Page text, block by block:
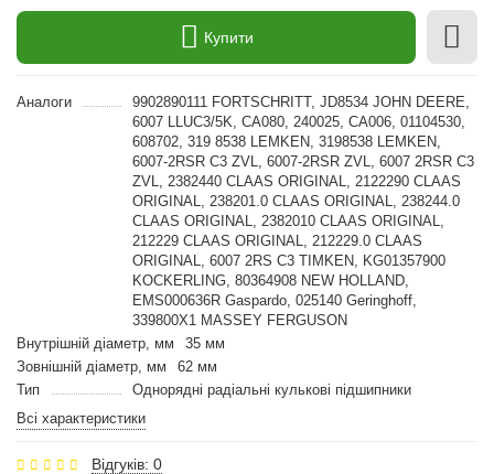
Купити
Аналоги
9902890111 FORTSCHRITT, JD8534 JOHN DEERE,
6007 LLUC3/5K, CA080, 240025, CA006, 01104530,
608702, 319 8538 LEMKEN, 3198538 LEMKEN,
6007-2RSR C3 ZVL, 6007-2RSR ZVL, 6007 2RSR C3
ZVL, 2382440 CLAAS ORIGINAL, 2122290 CLAAS
ORIGINAL, 238201.0 CLAAS ORIGINAL, 238244.0
CLAAS ORIGINAL, 2382010 CLAAS ORIGINAL,
212229 CLAAS ORIGINAL, 212229.0 CLAAS
ORIGINAL, 6007 2RS C3 TIMKEN, KG01357900
KOCKERLING, 80364908 NEW HOLLAND,
EMS000636R Gaspardo, 025140 Geringhoff,
339800X1 MASSEY FERGUSON
Внутрішній діаметр, мм
35 мм
Зовнішній діаметр, мм
62 мм
Тип
Однорядні радіальні кулькові підшипники
Всі характеристики
Відгуків: 0